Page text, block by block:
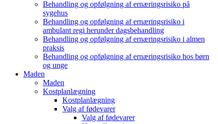
Behandling og opfølgning af ernæringsrisiko på
sygehus
Behandling og opfølgning af ernæringsrisiko i
ambulant regi herunder dagsbehandling
Behandling og opfølgning af ernæringsrisiko i almen
praksis
Behandling og opfølgning af ernæringsrisiko hos børn
og unge
Maden
Maden
Kostplanlægning
Kostplanlægning
Valg af fødevarer
Valg af fødevarer